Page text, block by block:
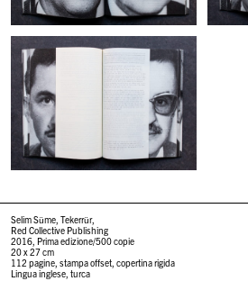
Selim Süme, Tekerrür,
Red Collective Publishing
2016, Prima edizione/500 copie
20 x 27 cm
112 pagine, stampa offset, copertina rigida
Lingua inglese, turca